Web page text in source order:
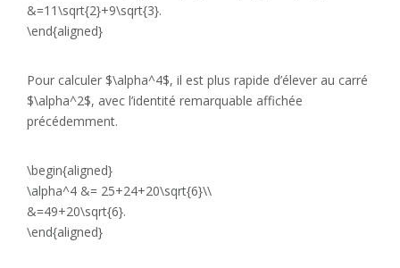
&=11\sqrt{2}+9\sqrt{3}.
\end{aligned}
Pour calculer $\alpha^4$, il est plus rapide d’élever au carré
$\alpha^2$, avec l’identité remarquable affichée
précédemment.
\begin{aligned}
\alpha^4 &= 25+24+20\sqrt{6}\\
&=49+20\sqrt{6}.
\end{aligned}